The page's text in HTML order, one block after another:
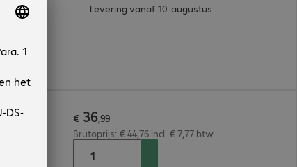
Levering vanaf 10. augustus
€ 36,99
Brutoprijs: € 44,76 incl. € 7,77 btw